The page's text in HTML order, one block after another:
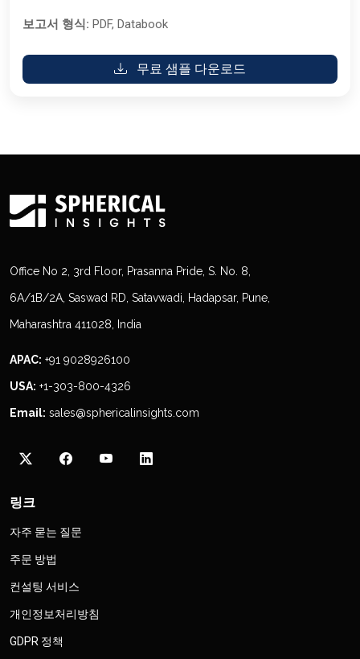
보고서 형식: PDF, Databook
무료 샘플 다운로드
Office No 2, 3rd Floor, Prasanna Pride, S. No. 8,
6A/1B/2A, Saswad RD, Satavwadi, Hadapsar, Pune,
Maharashtra 411028, India
APAC: +91 9028926100
USA: +1-303-800-4326
Email: sales@sphericalinsights.com
링크
자주 묻는 질문
주문 방법
컨설팅 서비스
개인정보처리방침
GDPR 정책